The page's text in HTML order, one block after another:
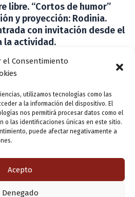
el Consentimiento
utilizamos tecnologías como las
a la información del dispositivo. El
nos permitirá procesar datos como el
o las identificaciones únicas en este sitio.
puede afectar negativamente a
Acepto
Denegado
libre. “Cortos de humor”
y proyección: Rodinia.
con invitación desde el
la actividad.
2025
al aire libre. “Cortos de humor”
en Casa de Zorrilla, desde
7 Siguiente→